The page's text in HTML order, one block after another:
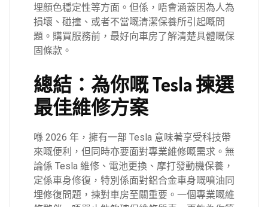
埋顏色穩定性等方面。但係，唔會涵蓋因為人為
損壞、碰撞、或者不當嘅清潔保養所引起嘅問
題。購買服務前，最好向車房了解清楚具體嘅保
固條款。
總結：為你嘅 Tesla 揀選
最佳維修方案
喺 2026 年，擁有一部 Tesla 意味著享受科技帶
來嘅便利，但同時亦要面對專業維修嘅需求。無
論係 Tesla 維修、電池更換、摩打發動機保養，
定係車身修復，特別係面對鋁合金車身嘅噴油同
埋修復問題，揀對車房至關重要。一個專業嘅維